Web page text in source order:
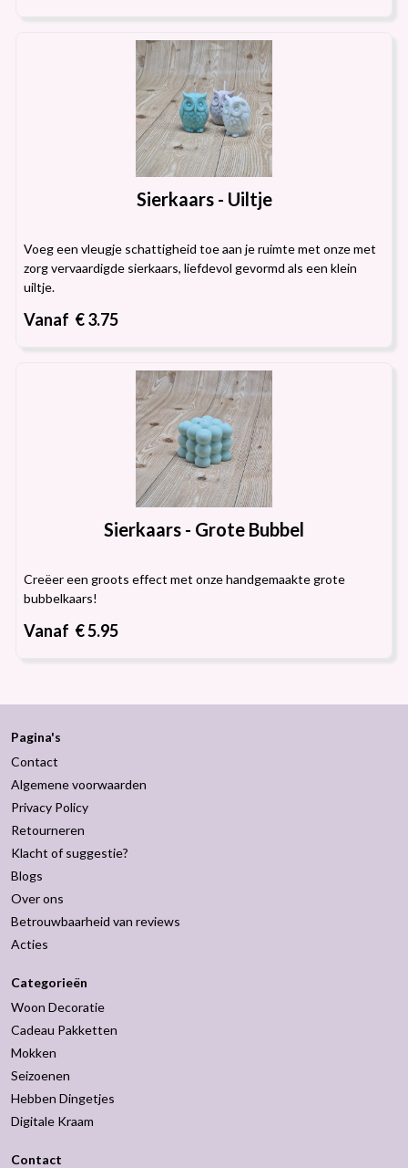
Sierkaars - Uiltje
Voeg een vleugje schattigheid toe aan je ruimte met onze met
zorg vervaardigde sierkaars, liefdevol gevormd als een klein
uiltje.
Vanaf € 3.75
Sierkaars - Grote Bubbel
Creëer een groots effect met onze handgemaakte grote
bubbelkaars!
Vanaf € 5.95
Pagina's
Contact
Algemene voorwaarden
Privacy Policy
Retourneren
Klacht of suggestie?
Blogs
Over ons
Betrouwbaarheid van reviews
Acties
Categorieën
Woon Decoratie
Cadeau Pakketten
Mokken
Seizoenen
Hebben Dingetjes
Digitale Kraam
Contact